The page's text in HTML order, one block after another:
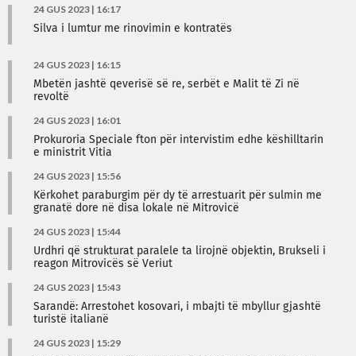
24 GUS 2023 | 16:17
Silva i lumtur me rinovimin e kontratës
24 GUS 2023 | 16:15
Mbetën jashtë qeverisë së re, serbët e Malit të Zi në
revoltë
24 GUS 2023 | 16:01
Prokuroria Speciale fton për intervistim edhe këshilltarin
e ministrit Vitia
24 GUS 2023 | 15:56
Kërkohet paraburgim për dy të arrestuarit për sulmin me
granatë dore në disa lokale në Mitrovicë
24 GUS 2023 | 15:44
Urdhri që strukturat paralele ta lirojnë objektin, Brukseli i
reagon Mitrovicës së Veriut
24 GUS 2023 | 15:43
Sarandë: Arrestohet kosovari, i mbajti të mbyllur gjashtë
turistë italianë
24 GUS 2023 | 15:29